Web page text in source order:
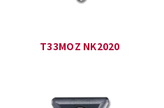
T33MOZ NK2020